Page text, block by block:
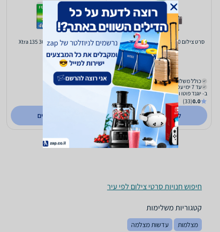
סרט צילום AGFAPhoto 35mm ISO 400
75
₪
כולל משלוח (₪29)
עד 7 ימי עסקים
ב- יוגנד פוטו וידאו
0.0
(33)
לפרטים נוספים
סרט צילום צבעוני Xtra 135 36-400
99
משלוח חינם
עד 5 ימי עסקים
לפרטים נוספים
חיפוש חנויות סרטי צילום לפי עיר
קטגוריות משלימות
מצלמות עדשות מצלמה